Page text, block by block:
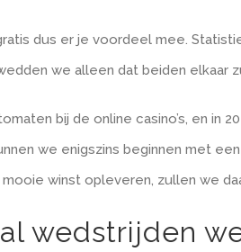
dus er je voordeel mee.
we alleen dat beiden elkaar
bij de online casino’s, en in
we enigszins beginnen met
winst opleveren, zullen we
wedstrijden